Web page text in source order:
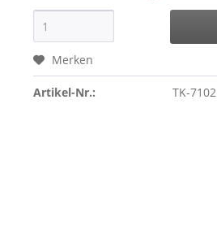
Merken
Artikel-Nr.: TK-7102